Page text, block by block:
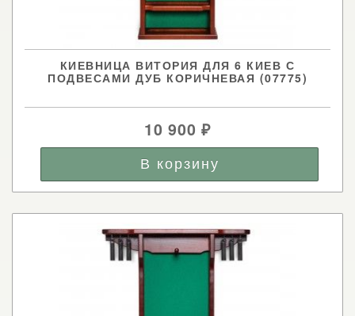
КИЕВНИЦА ВИТОРИЯ ДЛЯ 6 КИЕВ С
ПОДВЕСАМИ ДУБ КОРИЧНЕВАЯ (07775)
10 900₽